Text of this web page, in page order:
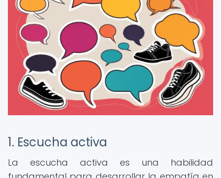
1. Escucha activa
La escucha activa es una habilidad